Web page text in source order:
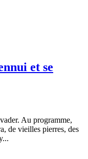
et se
Au programme,
de vieilles pierres, des